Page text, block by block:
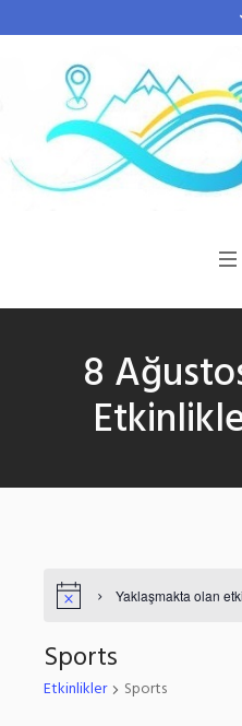
8
Yaklaşmakta olan
Sports
Etkinlikler Sports